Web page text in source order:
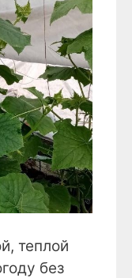
теплой
без